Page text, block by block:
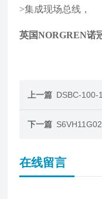
>集成现场总线，
英国NORGREN诺
上一篇 DSBC-100-
下一篇
在线留言